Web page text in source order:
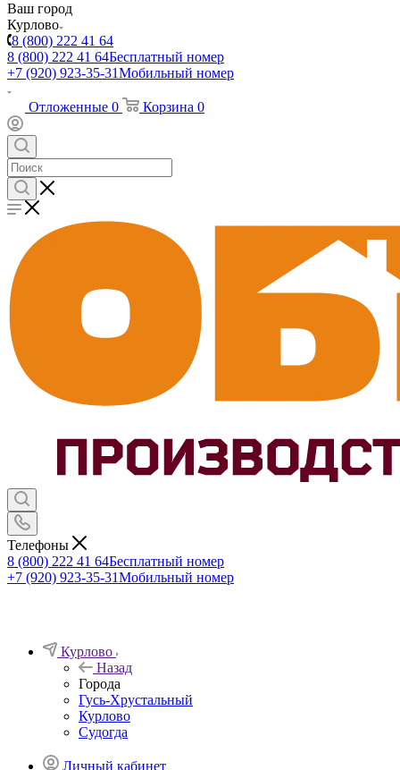
Ваш город
Курлово
8 (800) 222 41 64
8 (800) 222 41 64Бесплатный номер
+7 (920) 923-35-31Мобильный номер
Отложенные 0 Корзина 0
Телефоны
8 (800) 222 41 64Бесплатный номер
+7 (920) 923-35-31Мобильный номер
Курлово
Назад
Города
Гусь-Хрустальный
Курлово
Судогда
Личный кабинет